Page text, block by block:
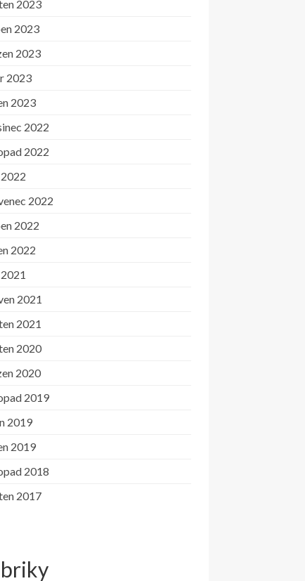
2023
2023
2023
2023
2023
2022
2022
2022
2022
2022
2021
2021
2020
2020
2019
2019
2019
2018
2017